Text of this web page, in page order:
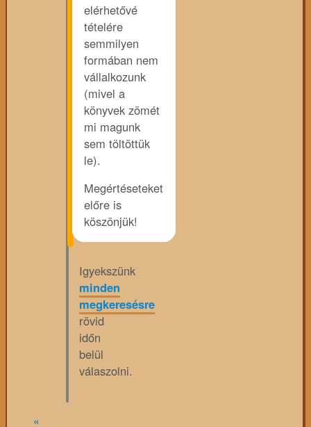
elérhetővé
tételére
semmilyen
formában nem
vállalkozunk
(mivel a
könyvek zömét
mi magunk
sem töltöttük
le).
Megértéseteket
előre is
köszönjük!
Igyekszünk
minden
megkeresésre
rövid
időn
belül
válaszolni.
«